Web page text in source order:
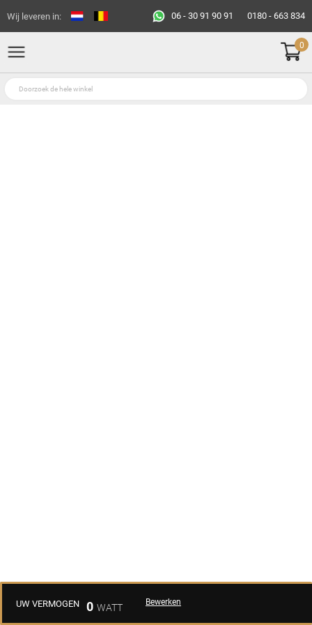
Wij leveren in: 06 - 30 91 90 91 0180 - 663 834
0
UW VERMOGEN 0 Bewerken